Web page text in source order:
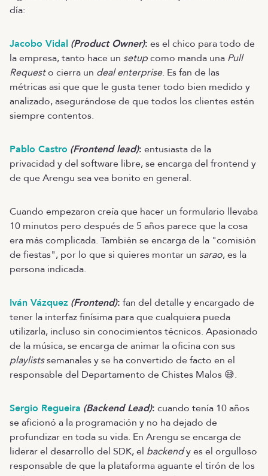
día:
Jacobo Vidal (Product Owner): es el chico para todo de
la empresa, tanto hace un setupcomo manda una Pull
Requesto cierra un deal enterprise. Es fan de las
métricas asi que que le gusta tener todo bien medido y
analizado, asegurándose de que todos los clientes estén
siempre contentos.
Pablo Castro (Frontend lead): entusiasta de la
privacidad y del software libre, se encarga del frontend y
de que Arengu sea vea bonito en general.
Cuando empezaron creía que hacer un formulario llevaba
10 minutos pero después de 5 años parece que la cosa
era más complicada. También se encarga de la "comisión
de fiestas", por lo que si quieres montar un sarao, es la
persona indicada.
Iván Vázquez (Frontend): fan del detalle y encargado de
tener la interfaz finísima para que cualquiera pueda
utilizarla, incluso sin conocimientos técnicos. Apasionado
de la música, se encarga de animar la oficina con sus
playlistssemanales y se ha convertido de facto en el
responsable del Departamento de Chistes Malos 😅.
Sergio Regueira (Backend Lead): cuando tenía 10 años
se aficionó a la programación y no ha dejado de
profundizar en toda su vida. En Arengu se encarga de
liderar el desarrollo del SDK, el backendy es el orgulloso
responsable de que la plataforma aguante el tirón de los